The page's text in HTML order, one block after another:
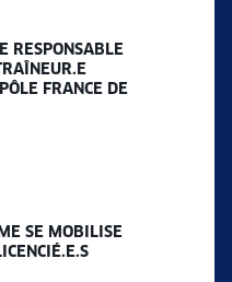
RESPONSABLE
FRANCE DE
SE MOBILISE